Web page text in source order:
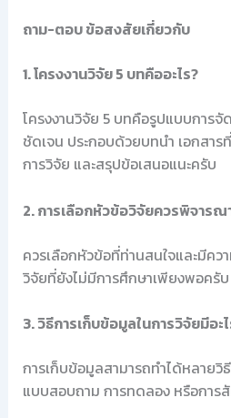
ถาม-ตอบ ข้อสงสัยเกี่ยวกับ
1. โครงงานวิจัย 5 บทคืออะไร?
โครงงานวิจัย 5 บทคือรูปแบบการจั
ชัดเจน ประกอบด้วยบทนำ เอกสาร
การวิจัย และสรุปข้อเสนอแนะครับ
2. การเลือกหัวข้อวิจัยควรพิจารณ
ควรเลือกหัวข้อที่ท่านสนใจและมีค
วิจัยที่ยังไม่มีการศึกษาเพียงพอครับ
3. วิธีการเก็บข้อมูลในการวิจัยมีอะ
การเก็บข้อมูลสามารถทำได้หลายวิ
แบบสอบถาม การทดลอง หรือกา